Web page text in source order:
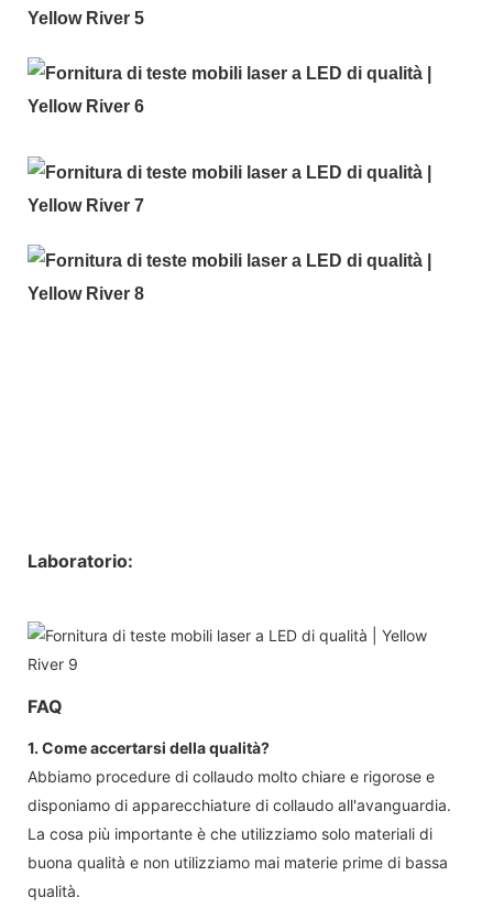
Laboratorio:
FAQ
1. Come accertarsi della qualità?
Abbiamo procedure di collaudo molto chiare e rigorose e
disponiamo di apparecchiature di collaudo all'avanguardia.
La cosa più importante è che utilizziamo solo materiali di
buona qualità e non utilizziamo mai materie prime di bassa
qualità.